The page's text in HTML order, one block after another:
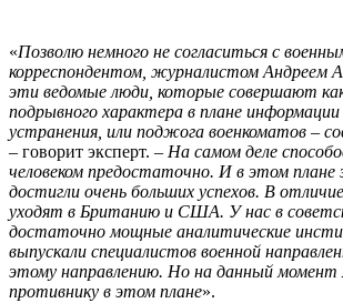
«Позволю немного не согласиться с
корреспондентом, журналистом Андреем
эти ведомые люди, которые совершают
подрывного характера в плане информации
устранения, или поджога военкоматов –
– говорит эксперт. – На самом деле
человеком предостаточно. И в этом
достигли очень больших успехов. В
уходят в Британию и США. У нас в
достаточно мощные аналитические
выпускали специалистов военной
этому направлению. Но на данный
противнику в этом плане».